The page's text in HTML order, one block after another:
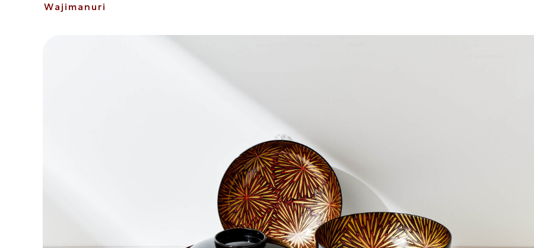
Wajimanuri